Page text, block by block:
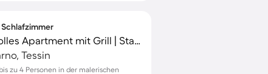
Schlafzimmer
Familienfreundliches tolles Apartment mit Grill | Stadtblick | Neben dem Strand | Ideal für Homeoffice
Tessin
zu 4 Personen in der malerischen